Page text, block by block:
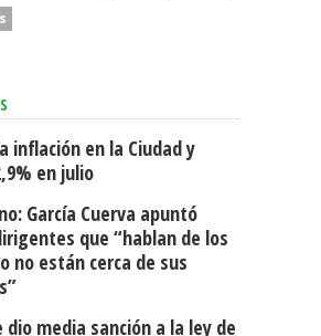
inflación en la Ciudad y
en julio
García Cuerva apuntó
que “hablan de los
no están cerca de sus
dio media sanción a la ley de